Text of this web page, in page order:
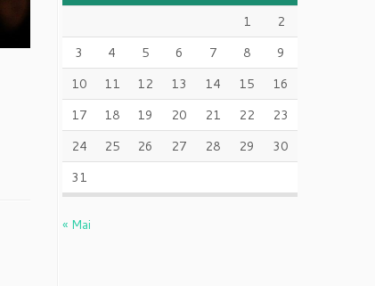
1
2
3
4 5 6 7 8
9
10
11 12 13 14 15
16
17
18 19 20 21 22
23
24
25 26 27 28 29
30
31
« Mai